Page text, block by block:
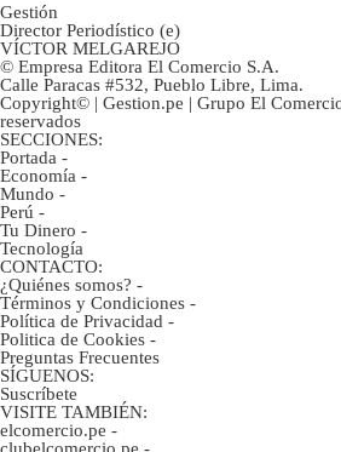
Gestión
Director Periodístico (e)
VÍCTOR MELGAREJO
© Empresa Editora El Comercio S.A.
Calle Paracas #532, Pueblo Libre, Lima.
Copyright© | Gestion.pe | Grupo El
reservados
SECCIONES:
Portada -
Economía -
Mundo -
Perú -
Tu Dinero -
Tecnología
CONTACTO:
¿Quiénes somos? -
Términos y Condiciones -
Política de Privacidad -
Politica de Cookies -
Preguntas Frecuentes
SÍGUENOS:
Suscríbete
VISITE TAMBIÉN:
elcomercio.pe -
clubelcomercio.pe -